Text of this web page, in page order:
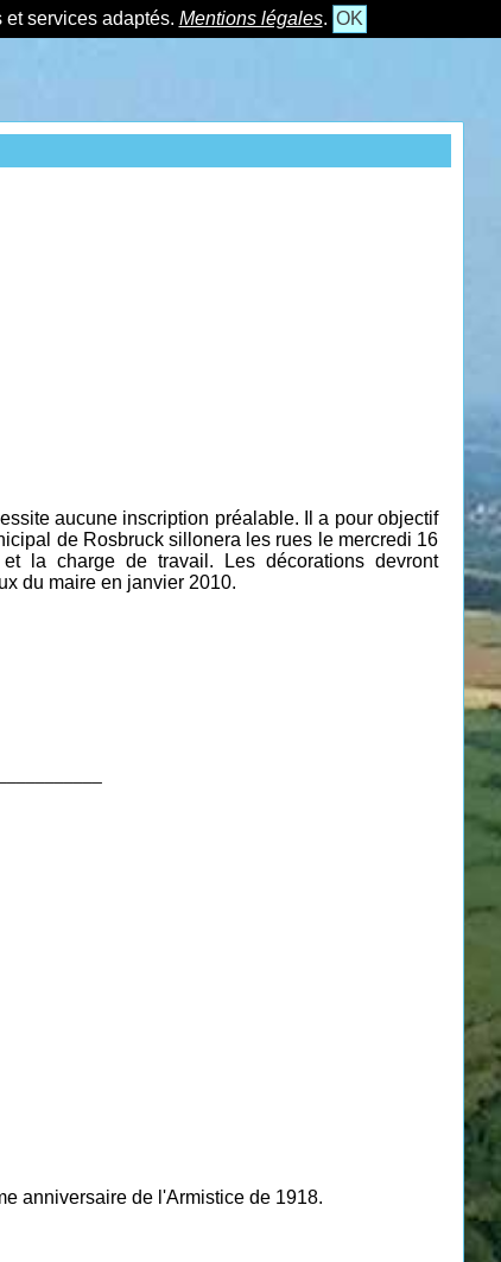
services adaptés. Mentions légales. OK
aucune inscription préalable. Il a pour objectif
de Rosbruck sillonera les rues le mercredi 16
la charge de travail. Les décorations devront
du maire en janvier 2010.
anniversaire de l'Armistice de 1918.